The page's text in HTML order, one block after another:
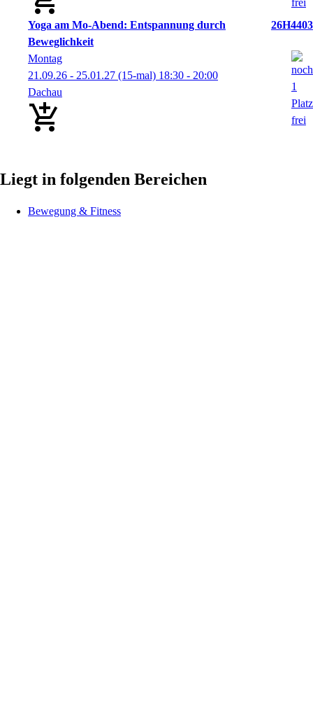
Yoga am Mo-Abend: Entspannung durch
Beweglichkeit
26H4403
Montag
21.09.26 - 25.01.27 (15-mal) 18:30 - 20:00
Dachau
Liegt in folgenden Bereichen
Bewegung & Fitness